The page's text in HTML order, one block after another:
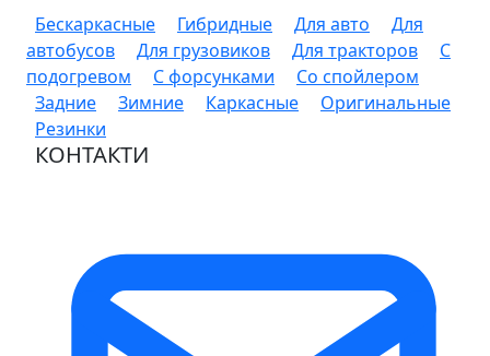
Бескаркасные Гибридные Для авто
Для
автобусов
Для грузовиков Для тракторов
С
подогревом
С форсунками
Со спойлером
Задние
Зимние Каркасные
Оригинальные
Резинки
КОНТАКТИ